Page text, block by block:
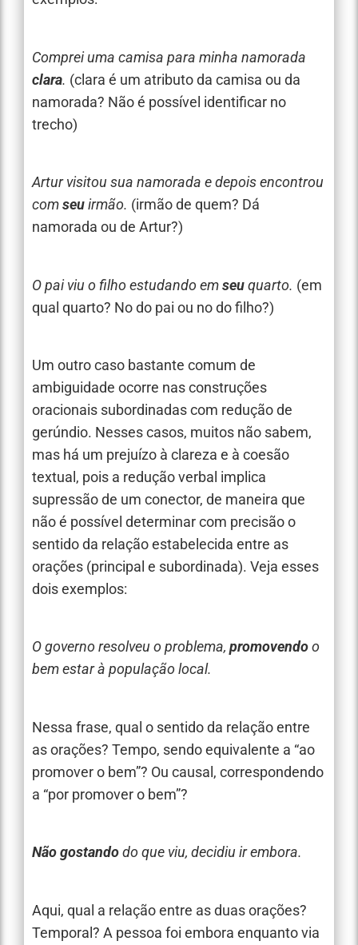
Comprei uma camisa para minha namorada
clara. (clara é um atributo da camisa ou da
namorada? Não é possível identificar no
trecho)
Artur visitou sua namorada e depois encontrou
comseuirmão. (irmão de quem? Dá
namorada ou de Artur?)
O pai viu o filho estudando emseuquarto. (em
qual quarto? No do pai ou no do filho?)
Um outro caso bastante comum de
ambiguidade ocorre nas construções
oracionais subordinadas com redução de
gerúndio. Nesses casos, muitos não sabem,
mas há um prejuízo à clareza e à coesão
textual, pois a redução verbal implica
supressão de um conector, de maneira que
não é possível determinar com precisão o
sentido da relação estabelecida entre as
orações (principal e subordinada). Veja esses
dois exemplos:
O governo resolveu o problema, promovendoo
bem estar à população local.
Nessa frase, qual o sentido da relação entre
as orações? Tempo, sendo equivalente a “ao
promover o bem”? Ou causal, correspondendo
a “por promover o bem”?
Não gostandodo que viu, decidiu ir embora.
Aqui, qual a relação entre as duas orações?
Temporal? A pessoa foi embora enquanto via